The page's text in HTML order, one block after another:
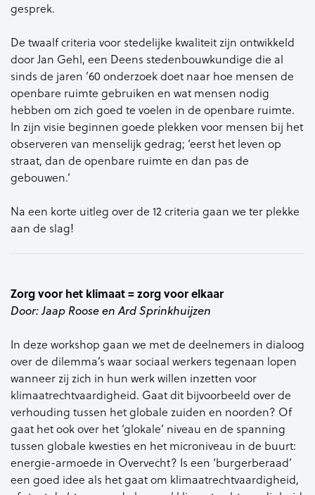
gesprek.
De twaalf criteria voor stedelijke kwaliteit zijn ontwikkeld
door Jan Gehl, een Deens stedenbouwkundige die al
sinds de jaren ’60 onderzoek doet naar hoe mensen de
openbare ruimte gebruiken en wat mensen nodig
hebben om zich goed te voelen in de openbare ruimte.
In zijn visie beginnen goede plekken voor mensen bij het
observeren van menselijk gedrag; ‘eerst het leven op
straat, dan de openbare ruimte en dan pas de
gebouwen.’
Na een korte uitleg over de 12 criteria gaan we ter plekke
aan de slag!
Zorg voor het klimaat = zorgvoor elkaar
Door: Jaap Roose en ArdSprinkhuijzen
In deze workshop gaan we met de deelnemers in dialoog
over de dilemma’s waar sociaal werkers tegenaan lopen
wanneer zij zich in hun werk willen inzetten voor
klimaatrechtvaardigheid. Gaat dit bijvoorbeeld over de
verhouding tussen het globale zuiden en noorden? Of
gaat het ook over het ‘glokale’ niveau en de spanning
tussen globale kwesties en het microniveau in de buurt:
energie-armoede in Overvecht? Is een ‘burgerberaad’
een goed idee als hetgaat om klimaatrechtvaardigheid,